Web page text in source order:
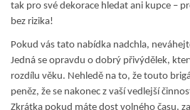
tak pro své dekorace hledat ani kupce –
bez rizika!
Pokud vás tato nabídka nadchla,
Jedná se opravdu o dobrý přivýdělek,
rozdílu věku. Nehledě na to, že touto
peněz, že se nakonec z vaší vedlejší
Zkrátka pokud máte dost volného času,